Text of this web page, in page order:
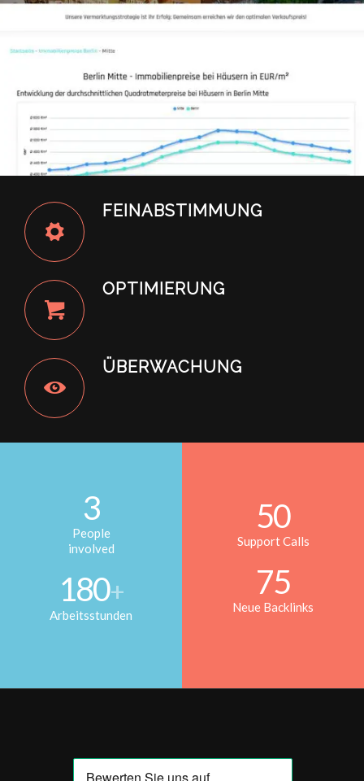
FEINABSTIMMUNG
OPTIMIERUNG
ÜBERWACHUNG
3
People
involved
180+
Arbeitsstunden
50
Support Calls
75
Neue Backlinks